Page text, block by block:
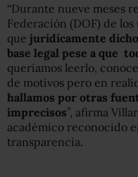
“Durante nueve meses
Federación (DOF) de
que jurídicamente
base legal pese a que
queríamos leerlo,
de motivos pero en
hallamos por otras
imprecisos”, afirma
académico reconocido
transparencia.